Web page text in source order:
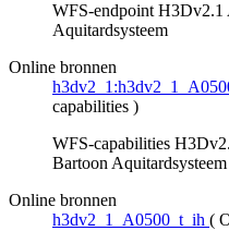
WFS-endpoint H3Dv2.1
Aquitardsysteem
Online bronnen
capabilities )
WFS-capabilities
Bartoon Aquitardsysteem
Online bronnen
h3dv2_1_A0500_t_ih (